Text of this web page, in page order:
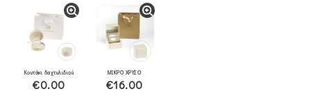
Κουτάκι δαχτυλιδιού
€0.00
ΜΙΚΡΟ ΧΡΥΣΟ
€16.00